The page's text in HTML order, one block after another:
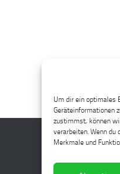
Um dir ein optimales
Geräteinformationen
zustimmst, können
verarbeiten. Wenn
Merkmale und